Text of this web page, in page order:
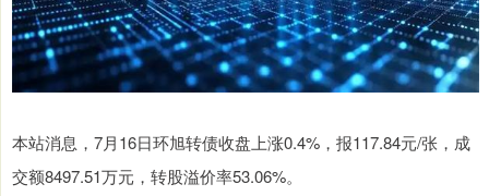
本站消息，7月16日环旭转债收盘上涨0.4%，报117.84元/张，成
交额8497.51万元，转股溢价率53.06%。